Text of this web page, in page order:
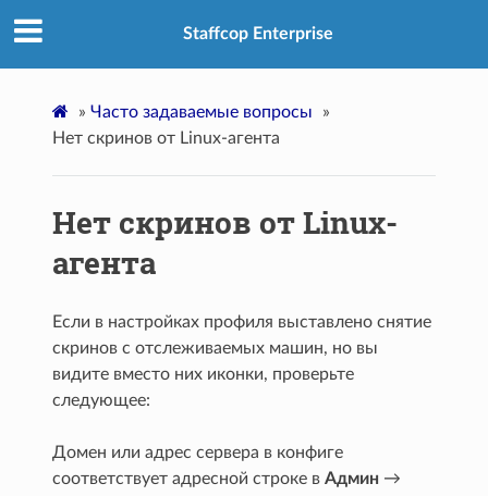
Staffcop Enterprise
» Часто задаваемые вопросы
»
Нет скринов от Linux-агента
Нет скринов от Linux-
агента
Если в настройках профиля выставлено снятие
скринов с отслеживаемых машин, но вы
видите вместо них иконки, проверьте
следующее:
Домен или адрес сервера в конфиге
соответствует адресной строке вАдмин →